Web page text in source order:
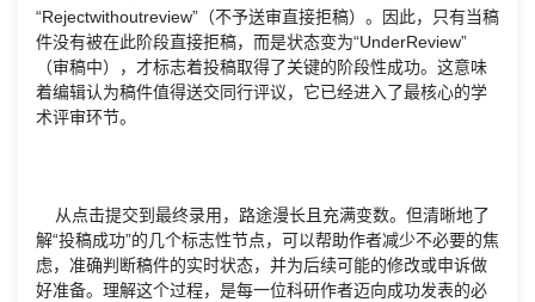
“Rejectwithoutreview”（不予送审直接拒稿）。因此，只有当稿
件没有被在此阶段直接拒稿，而是状态变为“UnderReview”
（审稿中），才标志着投稿取得了关键的阶段性成功。这意味
着编辑认为稿件值得送交同行评议，它已经进入了最核心的学
术评审环节。
从点击提交到最终录用，路途漫长且充满变数。但清晰地了
解“投稿成功”的几个标志性节点，可以帮助作者减少不必要的焦
虑，准确判断稿件的实时状态，并为后续可能的修改或申诉做
好准备。理解这个过程，是每一位科研作者迈向成功发表的必